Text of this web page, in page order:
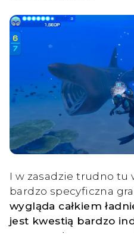
I w zasadzie trudno tu
bardzo specyficzna gra.
wygląda całkiem
jest kwestią bardzo